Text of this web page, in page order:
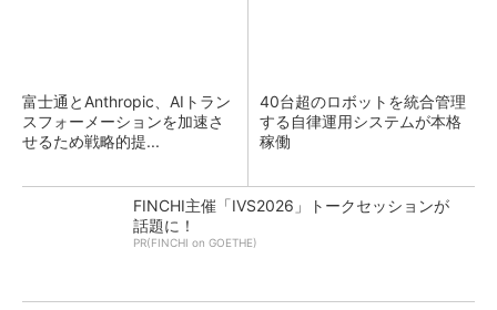
富士通とAnthropic、AIトラン
スフォーメーションを加速さ
せるため戦略的提...
40台超のロボットを統合管理
する自律運用システムが本格
稼働
FINCHI主催「IVS2026」トークセッションが
話題に！
PR(FINCHI on GOETHE)